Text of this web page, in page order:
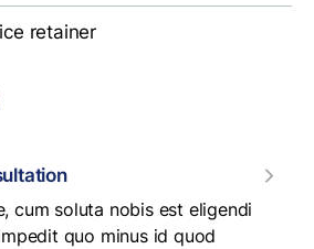
retainer
cum soluta nobis est eligendi
quo minus id quod